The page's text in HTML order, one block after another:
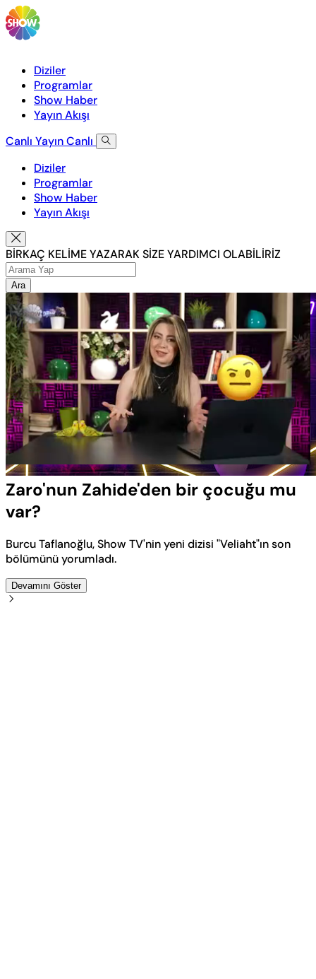
Diziler
Programlar
Show Haber
Yayın Akışı
Canlı YayınCanlı
Diziler
Programlar
Show Haber
Yayın Akışı
BİRKAÇ KELİME YAZARAK SİZE YARDIMCI OLABİLİRİZ
Ara
Aç
Yüklendi:
100.00%
Oynatma
Hızı
Zaro'nun Zahide'den bir çocuğu mu
var?
Burcu Taflanoğlu, Show TV'nin yeni dizisi "Veliaht"ın son
bölümünü yorumladı.
Devamını Göster